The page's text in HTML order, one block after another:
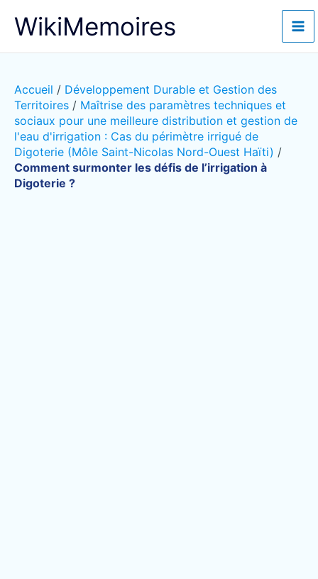
WikiMemoires
Accueil / Développement Durable et Gestion des
Territoires / Maîtrise des paramètres techniques et
sociaux pour une meilleure distribution et gestion de
l'eau d'irrigation : Cas du périmètre irrigué de
Digoterie (Môle Saint-Nicolas Nord-Ouest Haïti) /
Comment surmonter les défis de l’irrigation à
Digoterie ?